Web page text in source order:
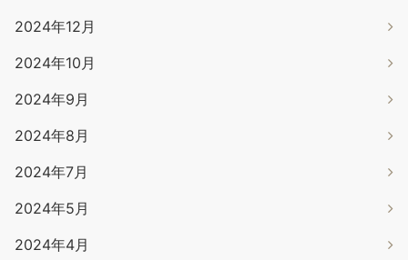
2024年12月
2024年10月
2024年9月
2024年8月
2024年7月
2024年5月
2024年4月